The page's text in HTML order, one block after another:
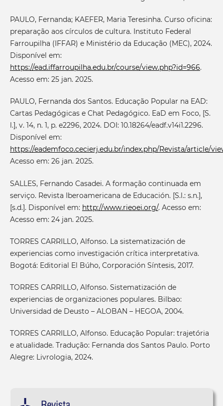
PAULO, Fernanda; KAEFER, Maria Teresinha. Curso oficina:
preparação aos círculos de cultura. Instituto Federal
Farroupilha (IFFAR) e Ministério da Educação (MEC), 2024.
Disponível em:
https://ead.iffarroupilha.edu.br/course/view.php?id=966.
Acesso em: 25 jan. 2025.
PAULO, Fernanda dos Santos. Educação Popular na EAD:
Cartas Pedagógicas e Chat Pedagógico. EaD em Foco, [S.
l.], v. 14, n. 1, p. e2296, 2024. DOI: 10.18264/eadf.v14i1.2296.
Disponível em:
https://eademfoco.cecierj.edu.br/index.php/Revista/article/
Acesso em: 26 jan. 2025.
SALLES, Fernando Casadei. A formação continuada em
serviço. Revista Iberoamericana de Educación. [S.l.: s.n.],
[s.d.]. Disponível em: http://www.rieoei.org/. Acesso em:
Acesso em: 24 jan. 2025.
TORRES CARRILLO, Alfonso. La sistematización de
experiencias como investigación crítica interpretativa.
Bogotá: Editorial El Búho, Corporación Síntesis, 2017.
TORRES CARRILLO, Alfonso. Sistematización de
experiencias de organizaciones populares. Bilbao:
Universidad de Deusto – ALOBAN – HEGOA, 2004.
TORRES CARRILLO, Alfonso. Educação Popular: trajetória
e atualidade. Tradução: Fernanda dos Santos Paulo. Porto
Alegre: Livrologia, 2024.